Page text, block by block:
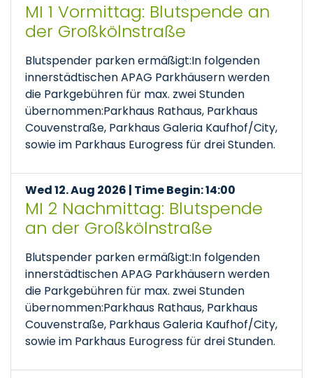
MI 1 Vormittag: Blutspende an
der Großkölnstraße
Blutspender parken ermäßigt:In folgenden
innerstädtischen APAG Parkhäusern werden
die Parkgebühren für max. zwei Stunden
übernommen:Parkhaus Rathaus, Parkhaus
Couvenstraße, Parkhaus Galeria Kaufhof/City,
sowie im Parkhaus Eurogress für drei Stunden.
Wed 12. Aug 2026 | Time Begin: 14:00
MI 2 Nachmittag: Blutspende
an der Großkölnstraße
Blutspender parken ermäßigt:In folgenden
innerstädtischen APAG Parkhäusern werden
die Parkgebühren für max. zwei Stunden
übernommen:Parkhaus Rathaus, Parkhaus
Couvenstraße, Parkhaus Galeria Kaufhof/City,
sowie im Parkhaus Eurogress für drei Stunden.